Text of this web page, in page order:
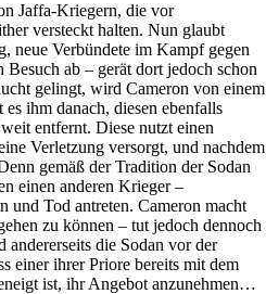
Jaffa-Kriegern, die vor
versteckt halten. Nun glaubt
neue Verbündete im Kampf gegen
ab – gerät dort jedoch schon
gelingt, wird Cameron von einem
ihm danach, diesen ebenfalls
entfernt. Diese nutzt einen
Verletzung versorgt, und nachdem
gemäß der Tradition der Sodan
einen anderen Krieger –
und Tod antreten. Cameron macht
zu können – tut jedoch dennoch
andererseits die Sodan vor der
einer ihrer Priore bereits mit dem
ist, ihr Angebot anzunehmen…